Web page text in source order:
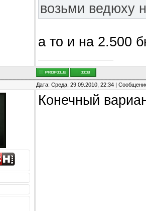
возьми ведюху
а то и на 2.500
Дата: Среда, 29.09.2010, 22:34 |
Конечный